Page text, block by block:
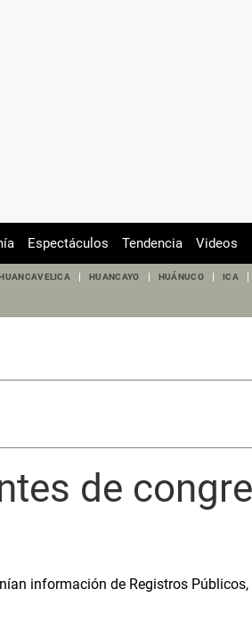
Espectáculos Tendencia Videos
HUANCAYO HUÁNUCO ICA
de
información de Registros